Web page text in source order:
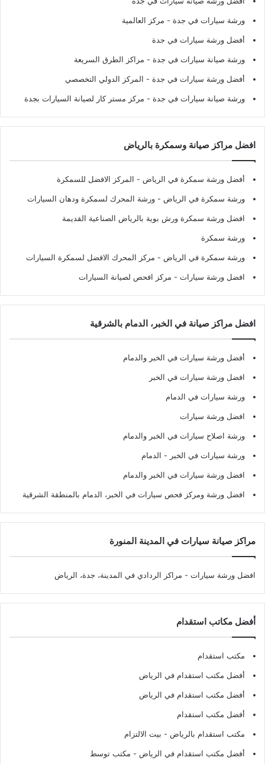
ورشة سيارات في جدة - مركز العالمية
أفضل ورشة سيارات في جدة
ورشة صيانة سيارات في جدة - مراكز الطرق السريعة
أفضل ورشة سيارات في جدة - المركز الدولي التخصصي
ورشة صيانة سيارات في جدة - مركز مستر كار لصيانة السيارات بجدة
افضل مراكز صيانة وسمكرة بالرياض
أفضل ورشة سمكرة في الرياض - المركز الافضل للسمكرة
ورشة سمكرة في الرياض - ورشة المحرك لسمكرة ودهان السيارات
افضل ورشة سمكرة ورش بوية بالرياض الصناعية القديمة
ورشة سمكرة
ورشة سمكرة في الرياض - مركز المحرك الافضل لسمكرة السيارات
افضل ورشة سيارات - مركز افحص لصيانة السيارات
افضل مراكز صيانة في الخبر، الدمام بالشرقية
أفضل ورشة سيارات في الخبر والدمام
افضل ورشة سيارات في الخبر
ورشة سيارات في الدمام
افضل ورشة سيارات
ورشة اصلاح سيارات في الخبر والدمام
ورشة سيارات في الخبر - الدمام
افضل ورشة سيارات في الخبر والدمام
افضل ورشة ومركز فحص سيارات في الخبر، الدمام بالمنطقة الشرقية
مراكز صيانة سيارات في المدينة المنورة
افضل ورشة سيارات - مراكز الردادي في المدينة، جدة، الرياض
أفضل مكاتب استقدام
مكتب استقدام
أفضل مكتب استقدام في الرياض
أفضل مكتب استقدام في الرياض
أفضل مكتب استقدام
مكتب استقدام بالرياض - بيت الالتزام
أفضل مكتب استقدام في الرياض - مكتب توسط